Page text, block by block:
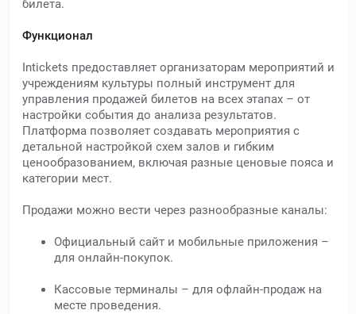
билета.
Функционал
Intickets предоставляет организаторам мероприятий и
учреждениям культуры полный инструмент для
управления продажей билетов на всех этапах – от
настройки события до анализа результатов.
Платформа позволяет создавать мероприятия с
детальной настройкой схем залов и гибким
ценообразованием, включая разные ценовые пояса и
категории мест.
Продажи можно вести через разнообразные каналы:
Официальный сайт и мобильные приложения –
для онлайн-покупок.
Кассовые терминалы – для офлайн-продаж на
месте проведения.